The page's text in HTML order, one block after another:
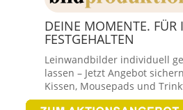
DEINE MOMENTE. FÜR
FESTGEHALTEN
Leinwandbilder individuell
lassen – Jetzt Angebot
Kissen, Mousepads und